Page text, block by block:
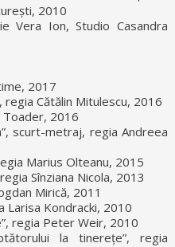
2010
Vera Ion, Studio Casandra
2017
regia Cătălin Mitulescu, 2016
Toader, 2016
scurt-metraj, regia Andreea
Marius Olteanu, 2015
Sînziana Nicola, 2013
Mirică, 2011
Larisa Kondracki, 2010
regia Peter Weir, 2010
la tinerețe”, regia